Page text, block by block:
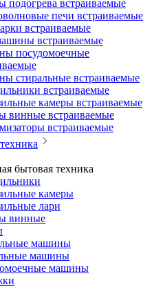
встраиваемые
печи встраиваемые
встраиваемые
встраиваемые
посудомоечные
стиральные встраиваемые
встраиваемые
камеры встраиваемые
винные встраиваемые
встраиваемые
бытовая техника
камеры
лари
винные
машины
машины
машины